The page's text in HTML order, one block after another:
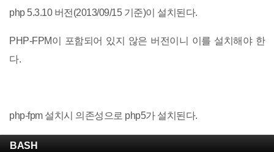
php 5.3.10 버전(2013/09/15 기준)이 설치된다.
PHP-FPM이 포함되어 있지 않은 버전이니 이를 설치해야 한
다.
php-fpm 설치시 의존성으로 php5가 설치된다.
BASH